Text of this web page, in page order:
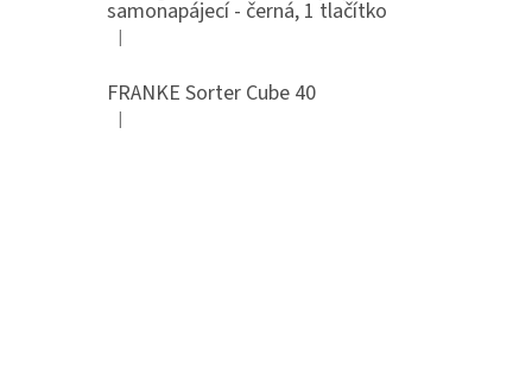
samonapájecí - černá, 1 tlačítko
Hodnocení produktu je 4 z 5 hvězdiček.
|
FRANKE Sorter Cube 40
Hodnocení produktu je 3 z 5 hvězdiček.
|